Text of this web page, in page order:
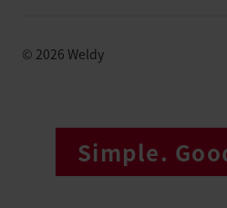
© 2026 Weldy
Simple.